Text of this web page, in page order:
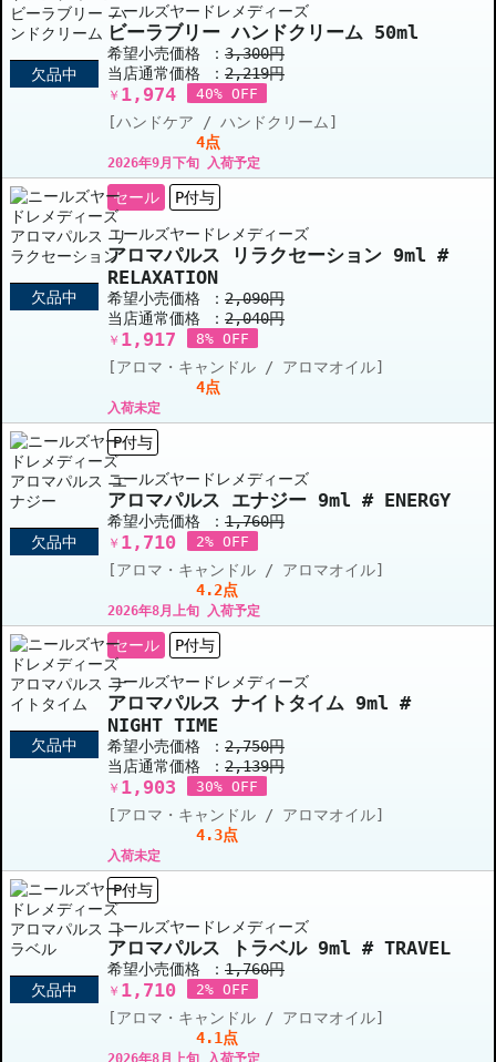
欠品中
ニールズヤードレメディーズ
ビーラブリー ハンドクリーム 50ml
希望小売価格 ： 3,300円
当店通常価格 ： 2,219円
￥ 1,974 40% OFF
[ハンドケア / ハンドクリーム]
4点
2026年9月下旬 入荷予定
欠品中
セール P付与
ニールズヤードレメディーズ
アロマパルス リラクセーション 9ml #
RELAXATION
希望小売価格 ： 2,090円
当店通常価格 ： 2,040円
￥ 1,917 8% OFF
[アロマ・キャンドル / アロマオイル]
4点
入荷未定
欠品中
P付与
ニールズヤードレメディーズ
アロマパルス エナジー 9ml # ENERGY
希望小売価格 ： 1,760円
￥ 1,710 2% OFF
[アロマ・キャンドル / アロマオイル]
4.2点
2026年8月上旬 入荷予定
欠品中
セール P付与
ニールズヤードレメディーズ
アロマパルス ナイトタイム 9ml #
NIGHT TIME
希望小売価格 ： 2,750円
当店通常価格 ： 2,139円
￥ 1,903 30% OFF
[アロマ・キャンドル / アロマオイル]
4.3点
入荷未定
欠品中
P付与
ニールズヤードレメディーズ
アロマパルス トラベル 9ml # TRAVEL
希望小売価格 ： 1,760円
￥ 1,710 2% OFF
[アロマ・キャンドル / アロマオイル]
4.1点
2026年8月上旬 入荷予定